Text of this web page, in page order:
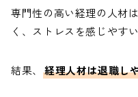
専門性の高い経理の人材
く、ストレスを感じやすい
結果、 経理人材は退職し